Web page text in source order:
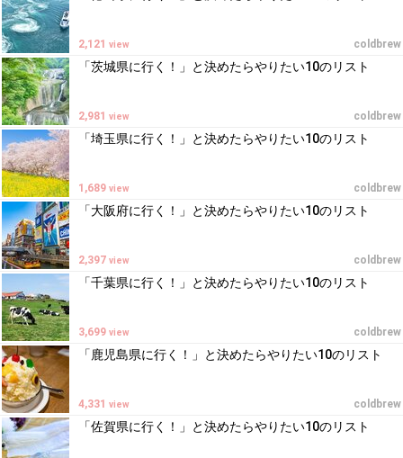
coldbrew
2,121 view
「茨城県に行く！」と決めたらやりたい10のリスト
coldbrew
2,981 view
「埼玉県に行く！」と決めたらやりたい10のリスト
coldbrew
1,689 view
「大阪府に行く！」と決めたらやりたい10のリスト
coldbrew
2,397 view
「千葉県に行く！」と決めたらやりたい10のリスト
coldbrew
3,699 view
「鹿児島県に行く！」と決めたらやりたい10のリスト
coldbrew
4,331 view
「佐賀県に行く！」と決めたらやりたい10のリスト